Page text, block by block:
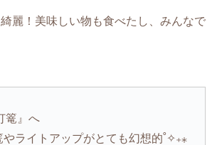
麗！美味しい物も食べたし、みんなで
篭』へ
やライトアップがとても幻想的˚✧₊⁎